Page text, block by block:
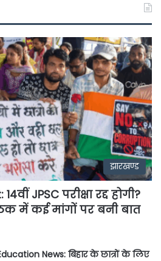
झारखण्ड
JPSC परीक्षा रद्द होगी?
में कई मांगों पर बनी बात
News: बिहार के छात्रों के लिए